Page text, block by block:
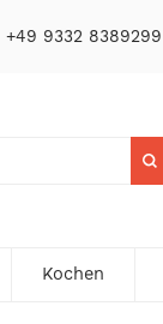
+49 9332 8389299
Kochen